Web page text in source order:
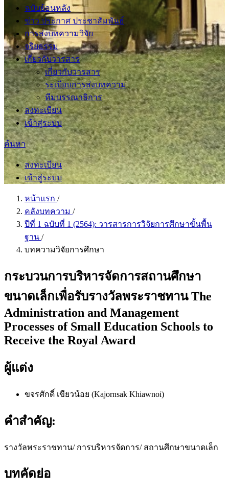
ฉบับย้อนหลัง
ข่าว ประกาศ ประชาสัมพันธ์
การส่งบทความวิจัย
จริยธรรม
เกี่ยวกับวารสาร
เกี่ยวกับวารสาร
ระเบียบการส่งบทความ
ทีมบรรณาธิการ
ลงทะเบียน
เข้าสู่ระบบ
ค้นหา
ลงทะเบียน
เข้าสู่ระบบ
หน้าแรก /
คลังบทความ /
ปีที่ 1 ฉบับที่ 1 (2564): วารสารการวิจัยการศึกษาขั้นพื้น
ฐาน /
บทความวิจัยการศึกษา
กระบวนการบริหารจัดการสถานศึกษา
ขนาดเล็กเพื่อรับรางวัลพระราชทาน The
Administration and Management
Processes of Small Education Schools to
Receive the Royal Award
ผู้แต่ง
ขจรศักดิ์ เขียวน้อย (Kajornsak Khiawnoi)
คำสำคัญ:
รางวัลพระราชทาน/ การบริหารจัดการ/ สถานศึกษาขนาดเล็ก
บทคัดย่อ